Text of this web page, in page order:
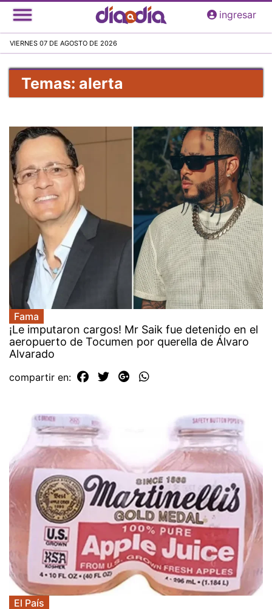
Pasar
al
principal
ingresar
VIERNES 07 DE AGOSTO DE 2026
Temas: alerta
Fama
¡Le imputaron cargos! Mr Saik fue detenido en el
aeropuerto de Tocumen por querella de Álvaro
Alvarado
compartir en:
El País